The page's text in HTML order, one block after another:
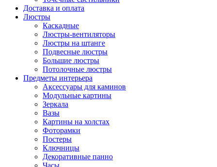
Доставка и оплата
Люстры
Каскадные
Люстры-вентиляторы
Люстры на штанге
Подвесные люстры
Большие люстры
Потолочные люстры
Предметы интерьера
Аксессуары для каминов
Модульные картины
Зеркала
Вазы
Картины на холстах
Фоторамки
Постеры
Ключницы
Декоративные панно
Часы